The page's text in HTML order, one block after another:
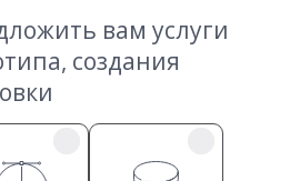
вам услуги
создания